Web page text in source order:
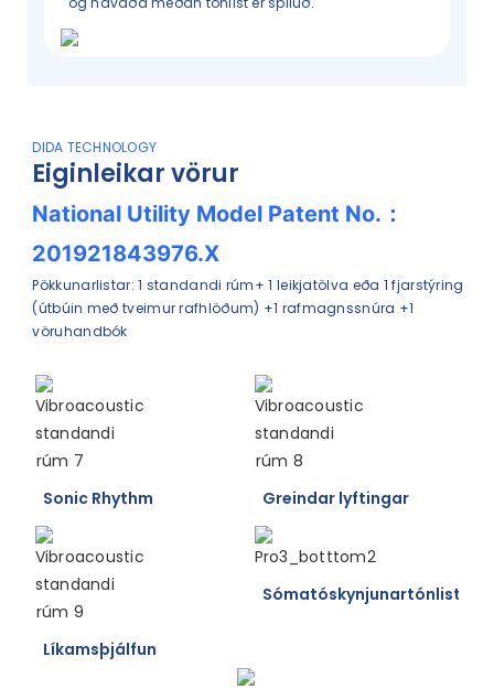
DIDA TECHNOLOGY
Eiginleikar vörur
National Utility Model Patent No.：
201921843976.X
Pökkunarlistar: 1 standandi rúm+ 1 leikjatölva eða 1 fjarstýring
(útbúin með tveimur rafhlöðum) +1 rafmagnssnúra +1
vöruhandbók
Sonic Rhythm Greindar lyftingar
Líkamsþjálfun
Sómatóskynjunartónlist